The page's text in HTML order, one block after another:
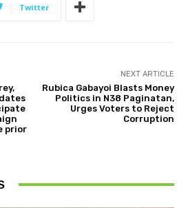
Twitter
prior
NEXT ARTICLE
​Rubica Gabayoi Blasts Money
Politics in N38 Paginatan,
Urges Voters to Reject
Corruption